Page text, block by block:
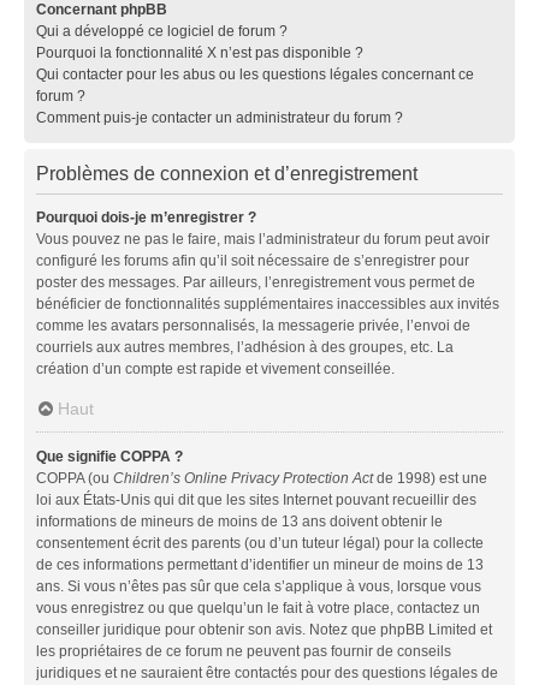
Concernant phpBB
Qui a développé ce logiciel de forum ?
Pourquoi la fonctionnalité X n’est pas disponible ?
Qui contacter pour les abus ou les questions légales concernant ce
forum ?
Comment puis-je contacter un administrateur du forum ?
Problèmes de connexion et d’enregistrement
Pourquoi dois-je m’enregistrer ?
Vous pouvez ne pas le faire, mais l’administrateur du forum peut avoir
configuré les forums afin qu’il soit nécessaire de s’enregistrer pour
poster des messages. Par ailleurs, l’enregistrement vous permet de
bénéficier de fonctionnalités supplémentaires inaccessibles aux invités
comme les avatars personnalisés, la messagerie privée, l’envoi de
courriels aux autres membres, l’adhésion à des groupes, etc. La
création d’un compte est rapide et vivement conseillée.
Haut
Que signifie COPPA ?
COPPA (ou Children’s Online Privacy Protection Actde 1998) est une
loi aux États-Unis qui dit que les sites Internet pouvant recueillir des
informations de mineurs de moins de 13 ans doivent obtenir le
consentement écrit des parents (ou d’un tuteur légal) pour la collecte
de ces informations permettant d’identifier un mineur de moins de 13
ans. Si vous n’êtes pas sûr que cela s’applique à vous, lorsque vous
vous enregistrez ou que quelqu’un le fait à votre place, contactez un
conseiller juridique pour obtenir son avis. Notez que phpBB Limited et
les propriétaires de ce forum ne peuvent pas fournir de conseils
juridiques et ne sauraient être contactés pour des questions légales de